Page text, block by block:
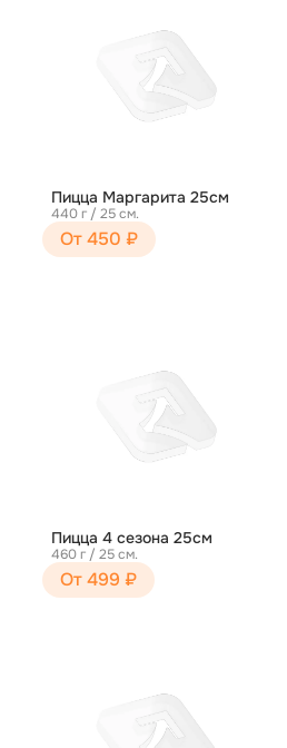
Пицца Маргарита 25см
440 г / 25 см.
От 450 ₽
Пицца 4 сезона 25см
460 г / 25 см.
От 499 ₽